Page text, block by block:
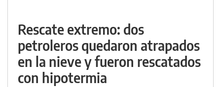
Rescate extremo: dos
petroleros quedaron atrapados
en la nieve y fueron rescatados
con hipotermia